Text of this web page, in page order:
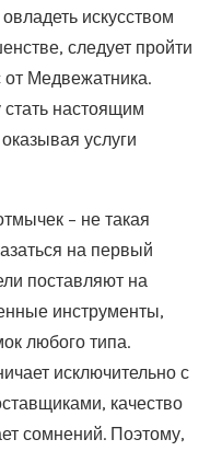
искусством
следует пройти
Медвежатника.
стать настоящим
услуги
– не такая
на первый
поставляют на
инструменты,
любого типа.
исключительно с
качество
сомнений. Поэтому,